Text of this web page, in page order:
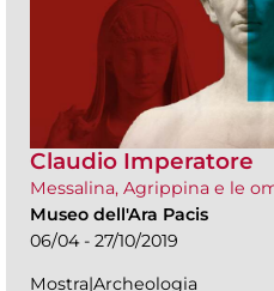
Claudio Imperatore
Messalina, Agrippina e le
Museo dell'Ara Pacis
06/04 - 27/10/2019
Mostra|Archeologia